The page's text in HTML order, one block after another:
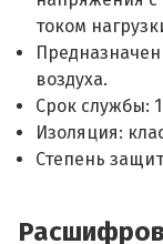
током
воздуха.
Срок службы:
Изоляция:
Степень